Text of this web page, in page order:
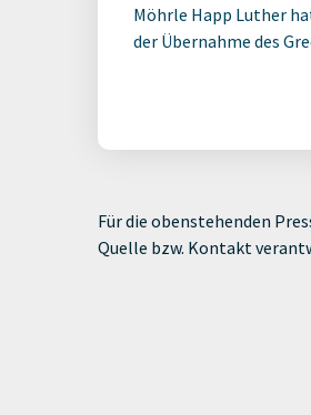
Möhrle Happ Luther
der Übernahme des
Für die obenstehenden
Quelle bzw. Kontakt